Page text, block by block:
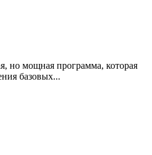
но мощная программа, которая
базовых...